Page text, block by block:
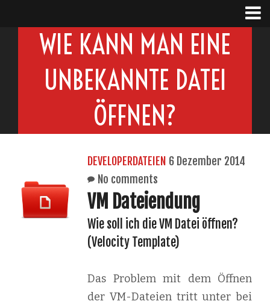
WIE KANN MAN EINE
UNBEKANNTE DATEI
ÖFFNEN?
DEVELOPERDATEIEN 6 Dezember 2014
No comments
VM Dateiendung
Wie soll ich die VM Datei öffnen?
(Velocity Template)
Das Problem mit dem Öffnen
der VM-Dateien tritt unter bei